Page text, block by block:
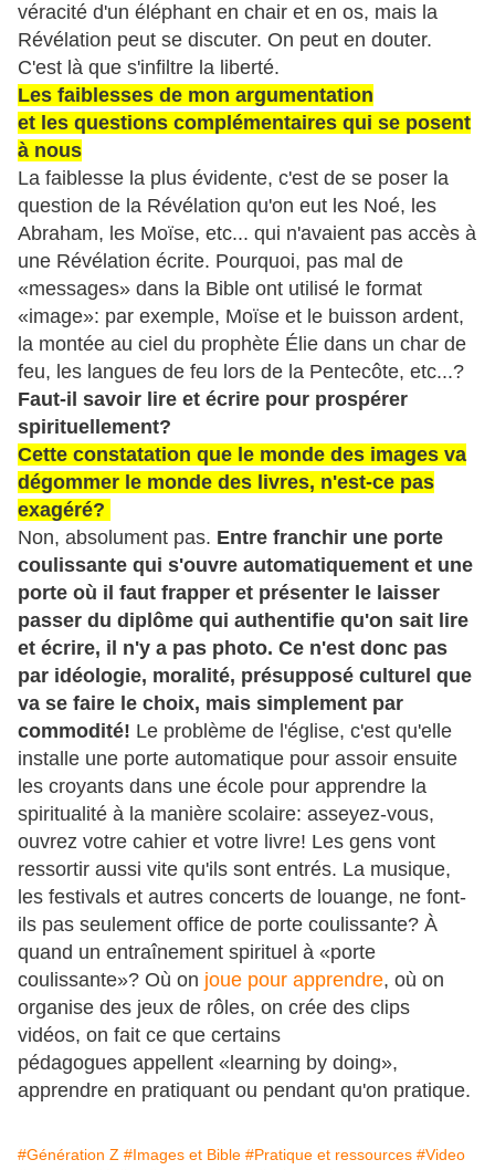
véracité d'un éléphant en chair et en os, mais la
Révélation peut se discuter. On peut en douter.
C'est là que s'infiltre la liberté.
Les faiblesses de mon argumentation
et les questions complémentaires qui se posent
à nous
La faiblesse la plus évidente, c'est de se poser la
question de la Révélation qu'on eut les Noé, les
Abraham, les Moïse, etc... qui n'avaient pas accès à
une Révélation écrite. Pourquoi, pas mal de
«messages» dans la Bible ont utilisé le format
«image»: par exemple, Moïse et le buisson ardent,
la montée au ciel du prophète Élie dans un char de
feu, les langues de feu lors de la Pentecôte, etc...?
Faut-il savoir lire et écrire pour prospérer
spirituellement?
Cette constatation que le monde des images va
dégommer le monde des livres, n'est-ce pas
exagéré?
Non, absolument pas. Entre franchir une porte
coulissante qui s'ouvre automatiquement et une
porte où il faut frapper et présenter le laisser
passer du diplôme qui authentifie qu'on sait lire
et écrire, il n'y a pas photo. Ce n'est donc pas
par idéologie, moralité, présupposé culturel que
va se faire le choix, mais simplement par
commodité! Le problème de l'église, c'est qu'elle
installe une porte automatique pour assoir ensuite
les croyants dans une école pour apprendre la
spiritualité à la manière scolaire: asseyez-vous,
ouvrez votre cahier et votre livre! Les gens vont
ressortir aussi vite qu'ils sont entrés. La musique,
les festivals et autres concerts de louange, ne font-
ils pas seulement office de porte coulissante? À
quand un entraînement spirituel à «porte
coulissante»? Où on joue pour apprendre, où on
organise des jeux de rôles, on crée des clips
vidéos, on fait ce que certains
pédagogues appellent «learning by doing»,
apprendre en pratiquant ou pendant qu'on pratique.
#Génération Z #Images et Bible #Pratique et ressources #Video